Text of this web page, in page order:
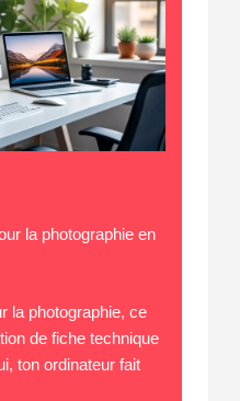
la photographie en
la photographie, ce
de fiche technique
ton ordinateur fait